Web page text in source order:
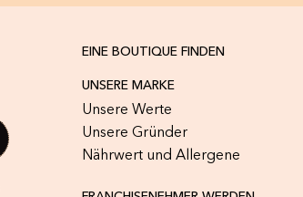
EINE BOUTIQUE FINDEN
UNSERE MARKE
Unsere Werte
Unsere Gründer
Nährwert und Allergene